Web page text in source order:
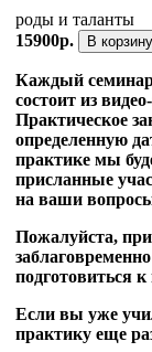
роды и таланты
15900р.
В корзину
Каждый семинар
состоит из
Практическое
определенную
практике мы
присланные
на ваши
Пожалуйста,
подготовиться
Если вы уже
практику еще